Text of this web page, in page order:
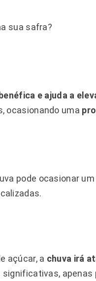
sua safra?
e ajuda a
ocasionando uma
pode ocasionar um
açúcar, a chuva irá
significativas,